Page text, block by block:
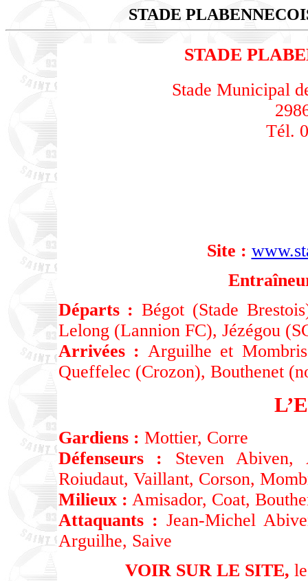
STADE
STADE
Stade Municipal
Tél.
Site :
Départs : Bégot (Stade
Lelong (Lannion FC), Jézégou
Arrivées : Arguilhe et
Queffelec (Crozon), Bouthenet
Gardiens : Mottier, Corre
Défenseurs : Steven Abiven,
Roiudaut, Vaillant, Corson,
Milieux : Amisador, Coat,
Attaquants : Jean-Michel
Arguilhe, Saive
VOIR SUR LE SITE,